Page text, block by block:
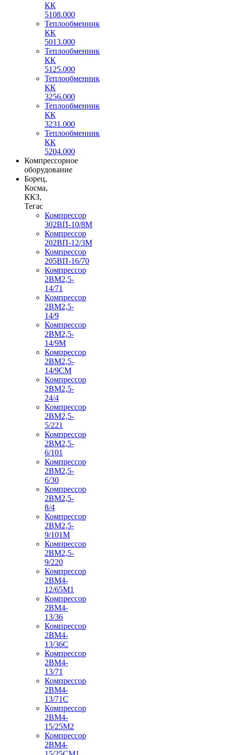
КК
5108.000
Теплообменник
КК
5013.000
Теплообменник
КК
5125.000
Теплообменник
КК
3256.000
Теплообменник
КК
3231.000
Теплообменник
КК
5204.000
Компрессорное
оборудование
Борец,
Косма,
ККЗ,
Тегас
Компрессор
302ВП-10/8М
Компрессор
202ВП-12/3М
Компрессор
205ВП-16/70
Компрессор
2ВМ2,5-
14/71
Компрессор
2ВМ2,5-
14/9
Компрессор
2ВМ2,5-
14/9М
Компрессор
2ВМ2,5-
14/9СМ
Компрессор
2ВМ2,5-
24/4
Компрессор
2ВМ2,5-
5/221
Компрессор
2ВМ2,5-
6/101
Компрессор
2ВМ2,5-
6/30
Компрессор
2ВМ2,5-
8/4
Компрессор
2ВМ2,5-
9/101М
Компрессор
2ВМ2,5-
9/220
Компрессор
2ВМ4-
12/65М1
Компрессор
2ВМ4-
13/36
Компрессор
2ВМ4-
13/36С
Компрессор
2ВМ4-
13/71
Компрессор
2ВМ4-
13/71С
Компрессор
2ВМ4-
15/25М2
Компрессор
2ВМ4-